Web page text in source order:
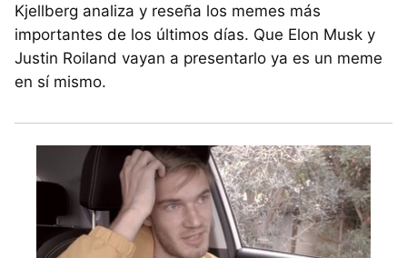
Kjellberg analiza y reseña los memes más
importantes de los últimos días. Que Elon Musk y
Justin Roiland vayan a presentarlo ya es un meme
en sí mismo.